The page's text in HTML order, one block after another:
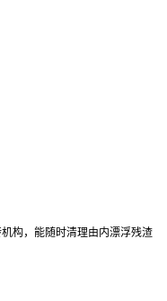
构，能随时清理由内漂浮残渣